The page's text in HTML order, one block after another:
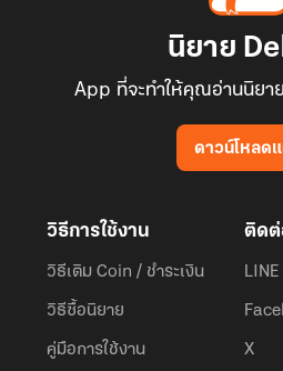
นิยาย
App ที่จะทำให้คุณอ่านนิยา
ดาวน์โหลด
วิธีการใช้งาน
วิธีเติม Coin / ชำระเงิน
วิธีซื้อนิยาย
คู่มือการใช้งาน
ติดต่
X